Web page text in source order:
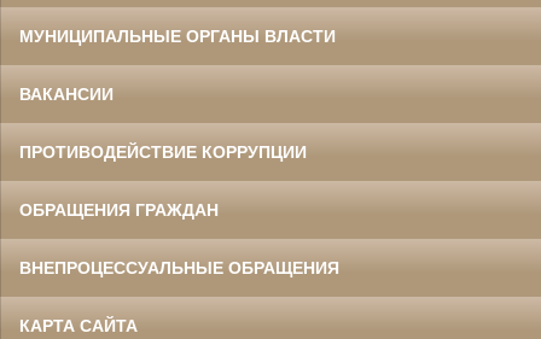
МУНИЦИПАЛЬНЫЕ ОРГАНЫ ВЛАСТИ
ВАКАНСИИ
ПРОТИВОДЕЙСТВИЕ КОРРУПЦИИ
ОБРАЩЕНИЯ ГРАЖДАН
ВНЕПРОЦЕССУАЛЬНЫЕ ОБРАЩЕНИЯ
КАРТА САЙТА